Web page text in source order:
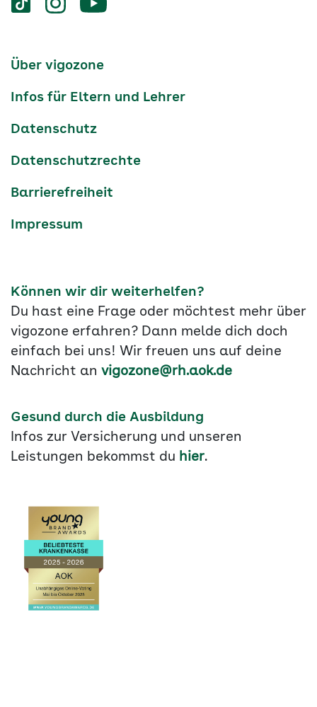
Services-
Über vigozone
Infos für Eltern und Lehrer
Datenschutz
Datenschutzrechte
Barrierefreiheit
Impressum
Können wir dir weiterhelfen?
Du hast eine Frage oder möchtest mehr über
vigozone erfahren? Dann melde dich doch
einfach bei uns! Wir freuen uns auf deine
Nachricht an vigozone@rh.aok.de
Gesund durch die Ausbildung
Infos zur Versicherung und unseren
Leistungen bekommst du hier.